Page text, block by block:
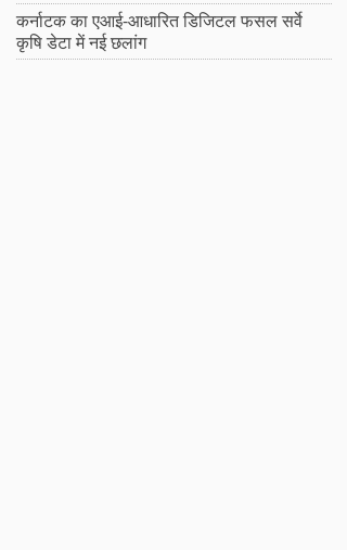
कर्नाटक का एआई-आधारित डिजिटल फसल सर्वे
कृषि डेटा में नई छलांग